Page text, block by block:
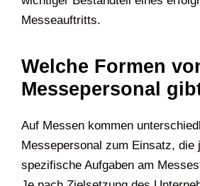
Messeauftritts.
Welche Formen
Messepersonal
Auf Messen kommen
Messepersonal zum Einsatz, die
spezifische Aufgaben am